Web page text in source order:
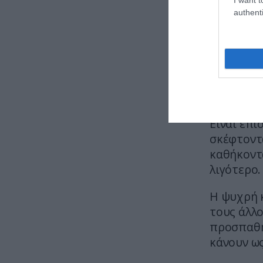
Και το
Κριός.
να
αλλά
Είναι
λιγότερο.
Η ψυχρή
τους
κάνουν